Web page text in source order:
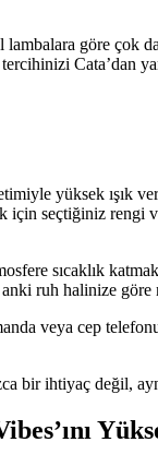
göre
Cata’dan
yüksek ışık
seçtiğiniz
sıcaklık
ruh halinize
veya cep
bir ihtiyaç değil,